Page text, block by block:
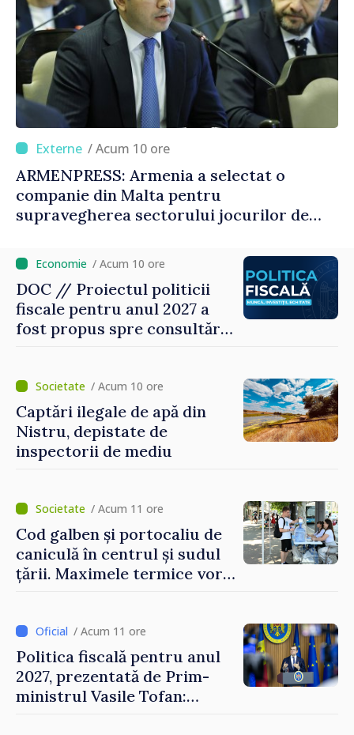
/ Acum 10 ore
ARMENPRESS: Armenia a selectat o
companie din Malta pentru
supravegherea sectorului jocurilor de
/ Acum 10 ore
DOC // Proiectul politicii
fiscale pentru anul 2027 a
fost propus spre consultări
/ Acum 10 ore
Captări ilegale de apă din
Nistru, depistate de
inspectorii de mediu
/ Acum 11 ore
Cod galben și portocaliu de
caniculă în centrul și sudul
țării. Maximele termice vor
/ Acum 11 ore
Politica fiscală pentru anul
2027, prezentată de Prim-
ministrul Vasile Tofan: